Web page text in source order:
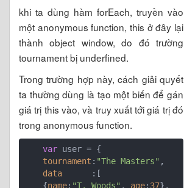
khi ta dùng hàm forEach, truyền vào
một anonymous function, this ở đây lại
thành object window, do đó trường
tournament bị underfined.
Trong trường hợp này, cách giải quyết
ta thường dùng là tạo một biến để gán
giá trị this vào, và truy xuất tới giá trị đó
trong anonymous function.
var user = {
tournament : "The Masters" ,
data
      :[
    {
name: "T. Woods" , age: 37},